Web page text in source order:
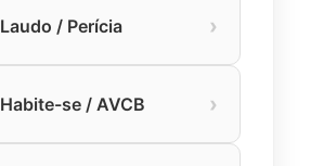
Laudo / Perícia ›
Habite-se / AVCB ›